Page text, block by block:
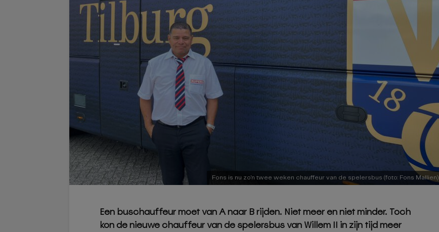
Fons is nu zo'n twee weken chauffeur van de spelersbus (foto: Fons Mallien)
Een buschauffeur moet van A naar B rijden. Niet meer en niet minder. Toch
kon de nieuwe chauffeur van de spelersbus van Willem II in zijn tijd meer